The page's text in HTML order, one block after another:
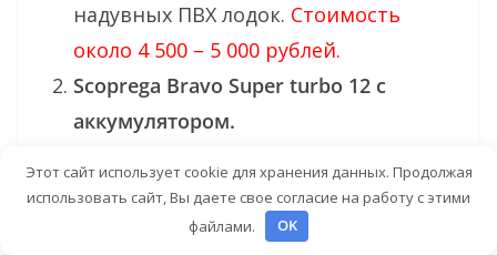
надувных ПВХ лодок. Стоимость
около 4 500 – 5 000 рублей.
Scoprega Bravo Super turbo 12 с
аккумулятором.
литров в минуту. Имеет регулятор
давления до 300 mbar,
Этот сайт использует cookie для хранения данных. Продолжая
использовать сайт, Вы даете свое согласие на работу с этими
файлами.
OK